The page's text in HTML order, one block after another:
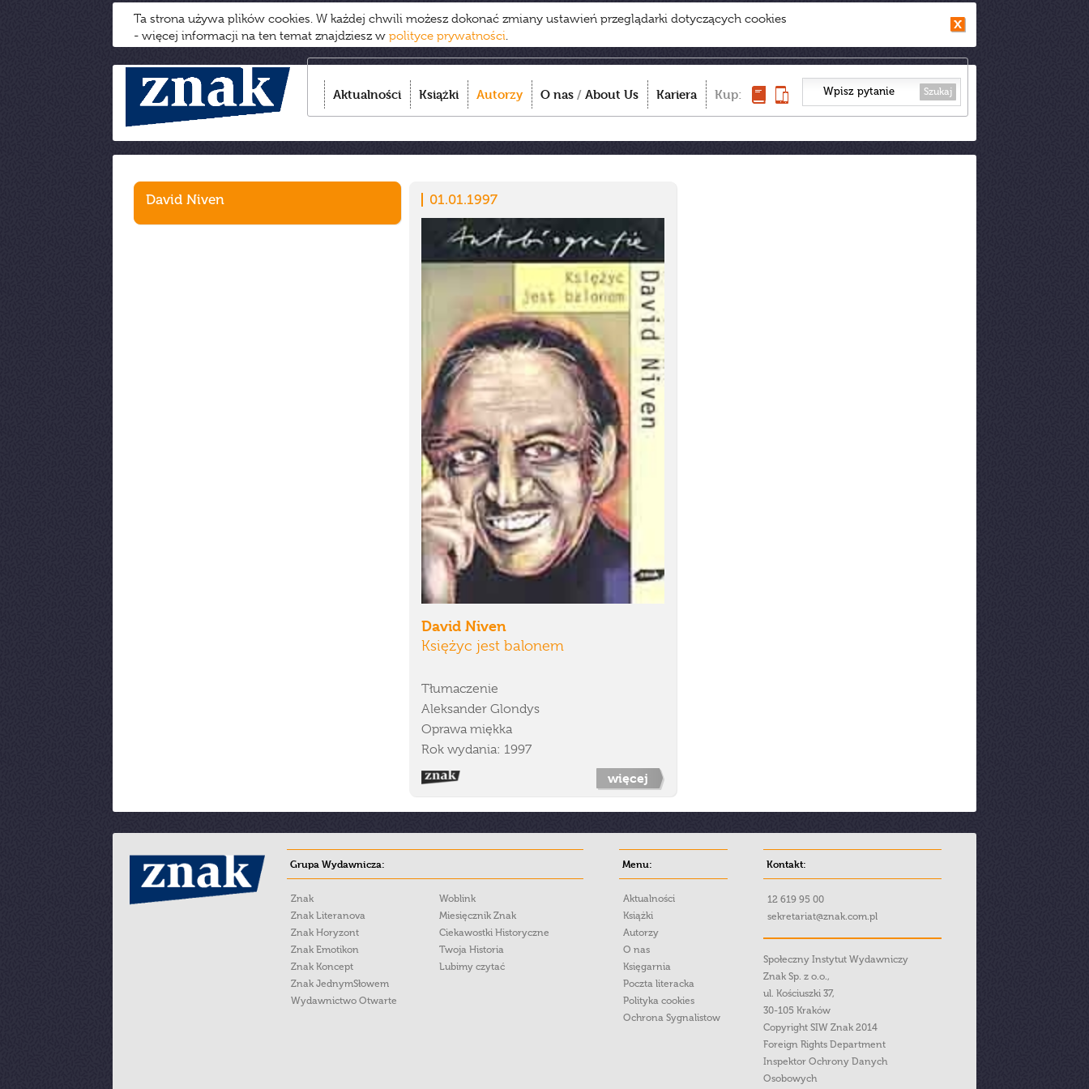
Ta strona używa plików cookies. W każdej chwili możesz dokonać zmiany ustawień przeglądarki dotyczących cookies
- więcej informacji na ten temat znajdziesz w polityce prywatności.
Aktualności Książki Autorzy O nas / About Us Kariera Kup: Szukaj
David Niven 01.01.1997
David Niven
Księżyc jest balonem
Tłumaczenie
Aleksander Glondys
Oprawa miękka
Rok wydania: 1997
więcej
Grupa Wydawnicza:
Znak
Znak Literanova
Znak Horyzont
Znak Emotikon
Znak Koncept
Znak JednymSłowem
Wydawnictwo Otwarte
Woblink
Miesięcznik Znak
Ciekawostki Historyczne
Twoja Historia
Lubimy czytać
Menu:
Aktualności
Książki
Autorzy
O nas
Księgarnia
Poczta literacka
Polityka cookies
Ochrona Sygnalistow
Kontakt:
12 619 95 00
sekretariat@znak.com.pl
Społeczny Instytut Wydawniczy
Znak Sp. z o.o.,
ul. Kościuszki 37,
30-105 Kraków
Copyright SIW Znak 2014
Foreign Rights Department
Inspektor Ochrony Danych
Osobowych